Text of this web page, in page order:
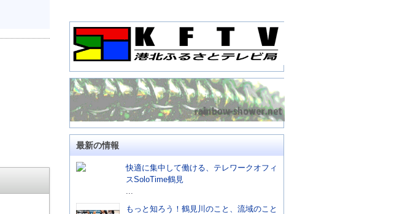
最新の情報
快適に集中して働ける、テレワークオフィ
スSoloTime鶴見
...
もっと知ろう！鶴見川のこと、流域のこと